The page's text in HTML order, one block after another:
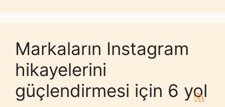
Markaların Instagram
hikayelerini
güçlendirmesi için 6 yol